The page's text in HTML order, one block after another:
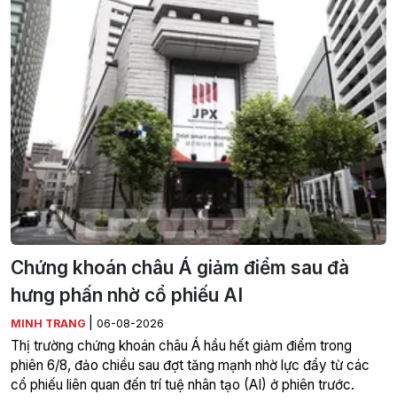
Chứng khoán châu Á giảm điểm sau đà
hưng phấn nhờ cổ phiếu AI
MINH TRANG 06-08-2026
Thị trường chứng khoán châu Á hầu hết giảm điểm trong
phiên 6/8, đảo chiều sau đợt tăng mạnh nhờ lực đẩy từ các
cổ phiếu liên quan đến trí tuệ nhân tạo (AI) ở phiên trước.